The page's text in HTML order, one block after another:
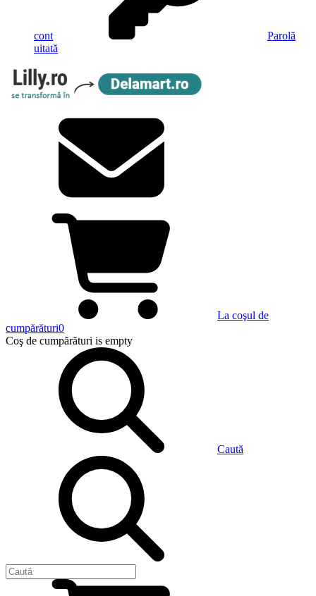
cont
Parolă
uitată
La coşul de
cumpărături0
Coş de cumpărături is empty
Caută